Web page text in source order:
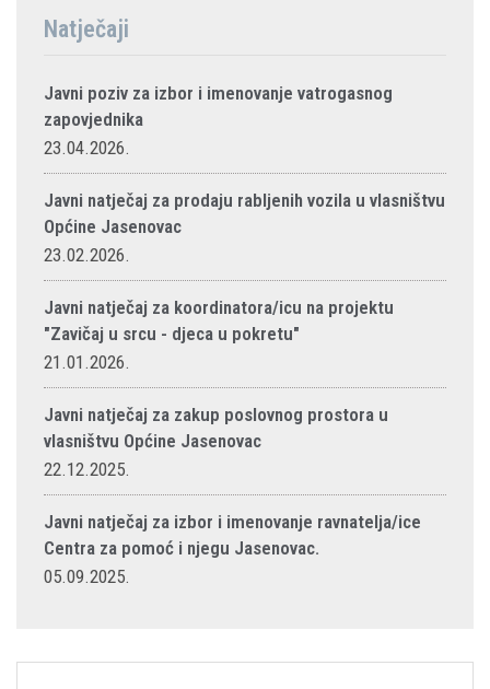
Natječaji
Javni poziv za izbor i imenovanje vatrogasnog
zapovjednika
23.04.2026.
Javni natječaj za prodaju rabljenih vozila u vlasništvu
Općine Jasenovac
23.02.2026.
Javni natječaj za koordinatora/icu na projektu
"Zavičaj u srcu - djeca u pokretu"
21.01.2026.
Javni natječaj za zakup poslovnog prostora u
vlasništvu Općine Jasenovac
22.12.2025.
Javni natječaj za izbor i imenovanje ravnatelja/ice
Centra za pomoć i njegu Jasenovac.
05.09.2025.